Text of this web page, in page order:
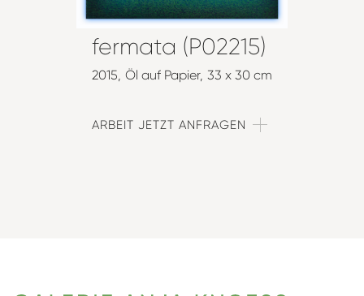
fermata (P02215)
2015 Öl auf Papier 33 x 30 cm
ARBEIT JETZT ANFRAGEN